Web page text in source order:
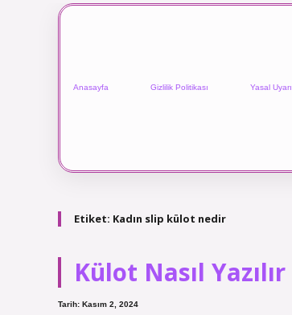
Anasayfa Gizlilik Politikası Yasal Uyarı
Etiket: Kadın slip külot nedir
Külot Nasıl Yazılır
Tarih: Kasım 2, 2024